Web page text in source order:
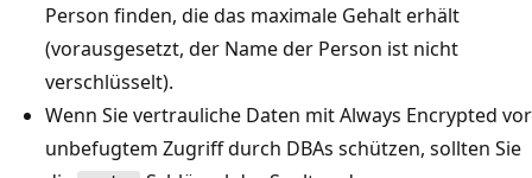
Person finden, die das maximale Gehalt erhält
(vorausgesetzt, der Name der Person ist nicht
verschlüsselt).
Wenn Sie vertrauliche Daten mit Always Encrypted vor
unbefugtem Zugriff durch DBAs schützen, sollten Sie